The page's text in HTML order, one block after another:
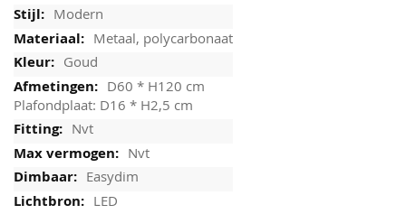
Modern
Metaal, polycarbonaat
Goud
D60 * H120 cm
Plafondplaat: D16 * H2,5 cm
Nvt
Nvt
Easydim
LED